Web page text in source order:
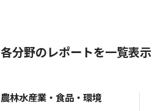
各分野のレポートを一覧表示
農林水産業・食品・環境